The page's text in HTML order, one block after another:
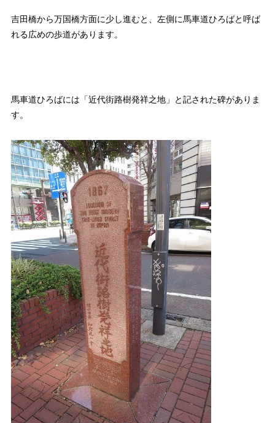
吉田橋から万国橋方面に少し進むと、左側に馬車道ひろばと呼ば
れる広めの歩道があります。
馬車道ひろばには「近代街路樹発祥之地」と記された碑がありま
す。